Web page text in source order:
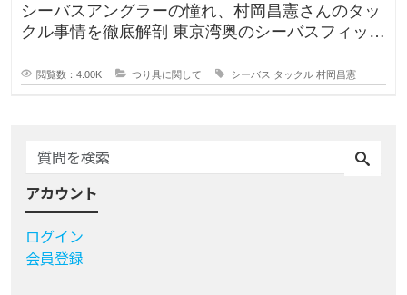
シーバスアングラーの憧れ、村岡昌憲さんのタッ
クル事情を徹底解剖 東京湾奥のシーバスフィッシ
閲覧数：4.00K つり具に関して シーバス タックル 村岡昌憲
アカウント
ログイン
会員登録